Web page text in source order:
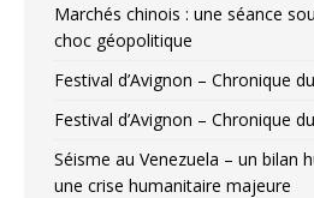
Marchés chinois : une séance
choc géopolitique
Festival d’Avignon – Chronique
Festival d’Avignon – Chronique
Séisme au Venezuela – un bilan
une crise humanitaire majeure